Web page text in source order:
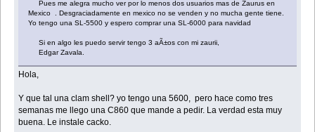
Pues me alegra mucho ver por lo menos dos usuarios mas de Zaurus en
Mexico . Desgraciadamente en mexico no se venden y no mucha gente tiene.
Yo tengo una SL-5500 y espero comprar una SL-6000 para navidad
Si en algo les puedo servir tengo 3 aÃ±os con mi zaurii,
Edgar Zavala.
Hola,
Y que tal una clam shell? yo tengo una 5600, pero hace como tres
semanas me llego una C860 que mande a pedir. La verdad esta muy
buena. Le instale cacko.